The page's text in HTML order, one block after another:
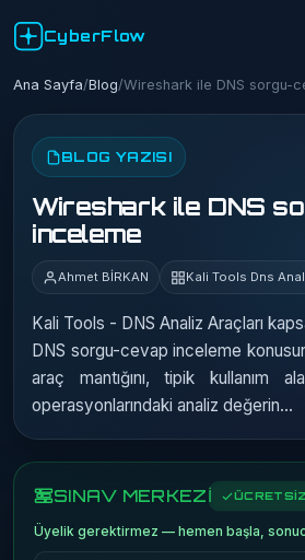
CyberFlow
Ana Sayfa/Blog/Wireshark ile DNS sorgu-
BLOG YAZISI
Wireshark ile DNS
inceleme
Ahmet BİRKAN Kali Tools Dns
Kali Tools - DNS Analiz Araçları
DNS sorgu-cevap inceleme
araç mantığını, tipik kullanım
operasyonlarındaki analiz değerin…
SINAV MERKEZİ ÜCRETSİZ
Üyelik gerektirmez — hemen başla,